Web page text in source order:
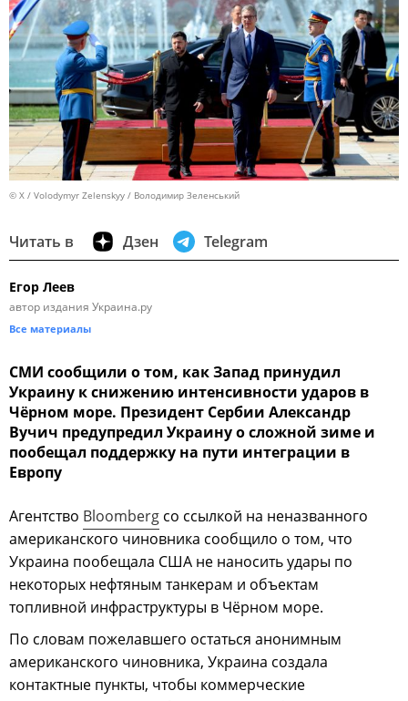
© X / Volodymyr Zelenskyy / Володимир Зеленський
Читать в Дзен Telegram
Егор Леев
автор издания Украина.ру
Все материалы
СМИ сообщили о том, как Запад принудил
Украину к снижению интенсивности ударов в
Чёрном море. Президент Сербии Александр
Вучич предупредил Украину о сложной зиме и
пообещал поддержку на пути интеграции в
Европу
Агентство Bloomberg со ссылкой на неназванного
американского чиновника сообщило о том, что
Украина пообещала США не наносить удары по
некоторых нефтяным танкерам и объектам
топливной инфраструктуры в Чёрном море.
По словам пожелавшего остаться анонимным
американского чиновника, Украина создала
контактные пункты, чтобы коммерческие